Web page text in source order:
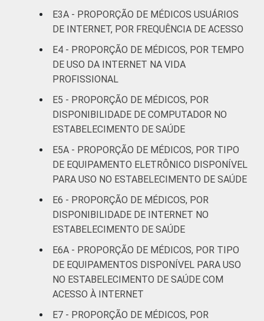
anos
36 a 50
anos
66
mais
Essa tabela foi corrigida em maio de 2015.
https://cetic.br/noticia/cetic-br-informa-
correcao-dos-resultados-da-pesquisa-tic-
saude-2013/
Base: 928 médicos com acesso a
computador no estabelecimento de saúde.
Respostas estimuladas. Cada item
resultados da alternativa "sim". Dados
coletados entre fevereiro de 2013 e agosto
de 2013.
Fonte: NIC.br - fev 2013 / ago 2013
E3A - PROPORÇÃO DE MÉDICOS USUÁRIOS
DE INTERNET, POR FREQUÊNCIA DE ACESSO
E4 - PROPORÇÃO DE MÉDICOS, POR TEMPO
DE USO DA INTERNET NA VIDA
PROFISSIONAL
E5 - PROPORÇÃO DE MÉDICOS, POR
DISPONIBILIDADE DE COMPUTADOR NO
ESTABELECIMENTO DE SAÚDE
E5A - PROPORÇÃO DE MÉDICOS, POR TIPO
DE EQUIPAMENTO ELETRÔNICO DISPONÍVEL
PARA USO NO ESTABELECIMENTO DE SAÚDE
E6 - PROPORÇÃO DE MÉDICOS, POR
DISPONIBILIDADE DE INTERNET NO
ESTABELECIMENTO DE SAÚDE
E6A - PROPORÇÃO DE MÉDICOS, POR TIPO
DE EQUIPAMENTOS DISPONÍVEL PARA USO
NO ESTABELECIMENTO DE SAÚDE COM
ACESSO À INTERNET
E7 - PROPORÇÃO DE MÉDICOS, POR